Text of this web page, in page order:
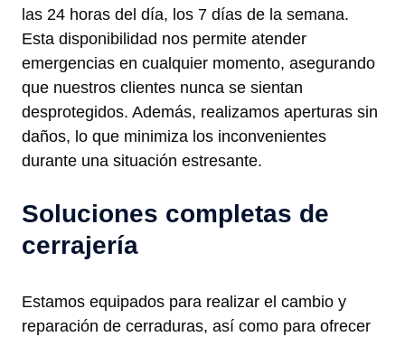
las 24 horas del día, los 7 días de la semana.
Esta disponibilidad nos permite atender
emergencias en cualquier momento, asegurando
que nuestros clientes nunca se sientan
desprotegidos. Además, realizamos aperturas sin
daños, lo que minimiza los inconvenientes
durante una situación estresante.
Soluciones completas de
cerrajería
Estamos equipados para realizar el cambio y
reparación de cerraduras, así como para ofrecer